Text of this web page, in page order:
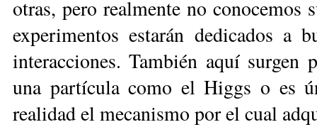
otras, pero realmente no conocemos
experimentos estarán dedicados a
interacciones. También aquí surgen
una partícula como el Higgs o es
realidad el mecanismo por el cual